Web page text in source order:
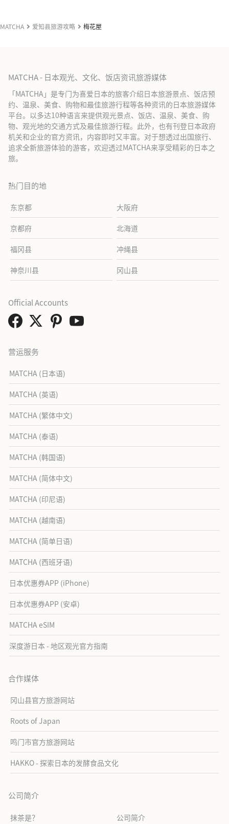
MATCHA 爱知县旅游攻略 梅花屋
MATCHA - 日本观光、文化、饭店资讯旅游媒体
「MATCHA」是专门为喜爱日本的旅客介绍日本旅游景点、饭店预
约、温泉、美食、购物和最佳旅游行程等各种资讯的日本旅游媒体
平台。以多达10种语言来提供观光景点、饭店、温泉、美食、购
物、观光地的交通方式及最佳旅游行程。此外，也有刊登日本政府
机关和企业的官方资讯，内容即时又丰富。对于想透过出国旅行、
追求全新旅游体验的游客，欢迎透过MATCHA来享受精彩的日本之
旅。
热门目的地
东京都 大阪府
京都府 北海道
福冈县 冲绳县
神奈川县 冈山县
营运服务
MATCHA (日本语)
MATCHA (英语)
MATCHA (繁体中文)
MATCHA (泰语)
MATCHA (韩国语)
MATCHA (简体中文)
MATCHA (印尼语)
MATCHA (越南语)
MATCHA (简单日语)
MATCHA (西班牙语)
日本优惠券APP (iPhone)
日本优惠券APP (安卓)
MATCHA eSIM
深度游日本 - 地区观光官方指南
合作媒体
冈山县官方旅游网站
Roots of Japan
鸣门市官方旅游网站
HAKKO - 探索日本的发酵食品文化
公司简介
抹茶是？ 公司简介
Official Accounts